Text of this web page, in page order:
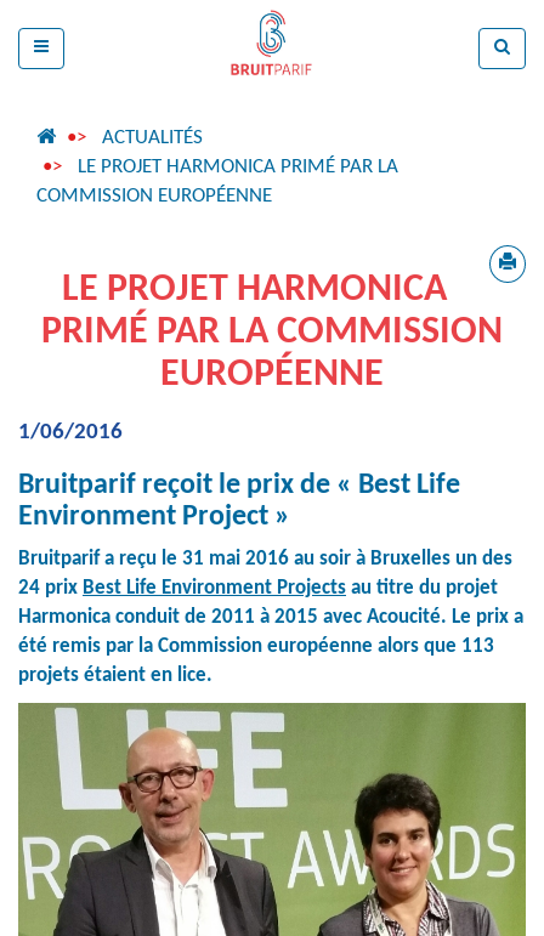
ACTUALITÉS
LE PROJET HARMONICA PRIMÉ PAR LA
COMMISSION EUROPÉENNE
LE PROJET HARMONICA
PRIMÉ PAR LA COMMISSION
EUROPÉENNE
1/06/2016
Bruitparif reçoit le prix de « Best Life
Environment Project »
Bruitparif a reçu le 31 mai 2016 au soir à Bruxelles un des
24 prix Best Life Environment Projects au titre du projet
Harmonica conduit de 2011 à 2015 avec Acoucité. Le prix a
été remis par la Commission européenne alors que 113
projets étaient en lice.